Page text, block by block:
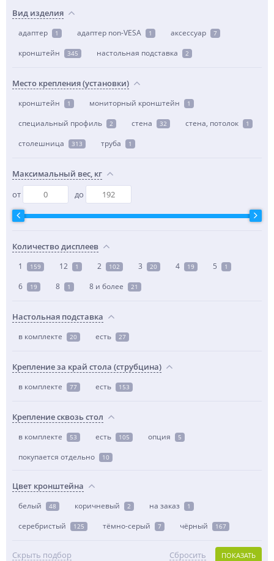
Вид изделия
адаптер 1 адаптер non-VESA 1 аксессуар 7
кронштейн 345 настольная подставка 2
Место крепления (установки)
кронштейн 1 мониторный кронштейн 1
специальный профиль 2 стена 32 стена, потолок 1
столешница 313 труба 1
Максимальный вес, кг
от
до
Количество дисплеев
1 159 12 1 2 102 3 20 4 19 5 1
6 19 8 1 8 и более 21
Настольная подставка
в комплекте 20 есть 27
Крепление за край стола (струбцина)
в комплекте 77 есть 153
Крепление сквозь стол
в комплекте 53 есть 105 опция 5
покупается отдельно 10
Цвет кронштейна
белый 48 коричневый 2 на заказ 1
серебристый 125 тёмно-серый 7 чёрный 167
Скрыть подбор ПОКАЗАТЬ
Сбросить